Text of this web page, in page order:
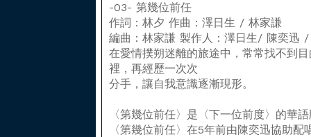
-03- 第幾位前任
作詞：林夕 作曲：澤日生 / 林家謙
編曲：林家謙 製作人：澤日生/ 陳奕迅
在愛情撲朔迷離的旅途中，常常找不到
裡，再經歷一次次
分手，讓自我意識逐漸現形。
〈第幾位前任〉是〈下一位前度〉的華
〈第幾位前任〉在5年前由陳奕迅協助